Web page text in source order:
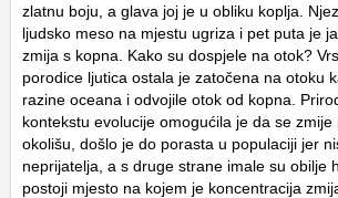
zlatnu boju, a glava joj je u obliku koplja.
ljudsko meso na mjestu ugriza i pet puta je
zmija s kopna. Kako su dospjele na otok?
porodice ljutica ostala je zatočena na otoku
razine oceana i odvojile otok od kopna.
kontekstu evolucije omogućila je da se
okolišu, došlo je do porasta u populaciji jer
neprijatelja, a s druge strane imale su obilje
postoji mjesto na kojem je koncentracija